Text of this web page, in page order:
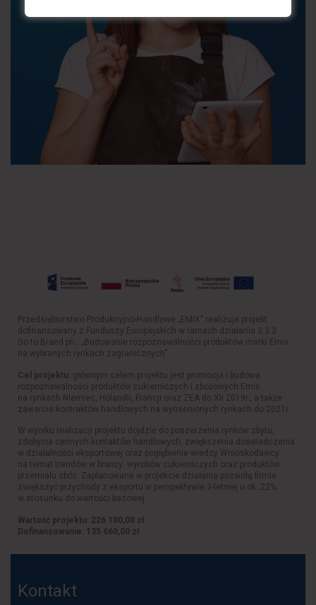
Przedsiębiorstwo Produkcyjno-Handlowe „EMIX” realizuje projekt
dofinansowany z Funduszy Europejskich w ramach działania 3.3.3
Go to Brand pn.: „Budowanie rozpoznawalności produktów marki Emix
na wybranych rynkach zagranicznych”.
Cel projektu: głównym celem projektu jest promocja i budowa
rozpoznawalności produktów cukierniczych i zbożowych Emix
na rynkach Niemiec, Holandii, Francji oraz ZEA do XII 2019r., a także
zawarcie kontraktów handlowych na wymienionych rynkach do 2021r.
W wyniku realizacji projektu dojdzie do poszerzenia rynków zbytu,
zdobycia cennych kontaktów handlowych, zwiększenia doświadczenia
w działalności eksportowej oraz pogłębienie wiedzy Wnioskodawcy
na temat trendów w branży: wyrobów cukierniczych oraz produktów
przemiału zbóż. Zaplanowane w projekcie działania pozwolą firmie
zwiększyć przychody z eksportu w perspektywie 3-letniej o ok. 22%
w stosunku do wartości bazowej.
Wartość projektu: 226 100,00 zł
Dofinansowanie: 135 660,00 zł
Kontakt